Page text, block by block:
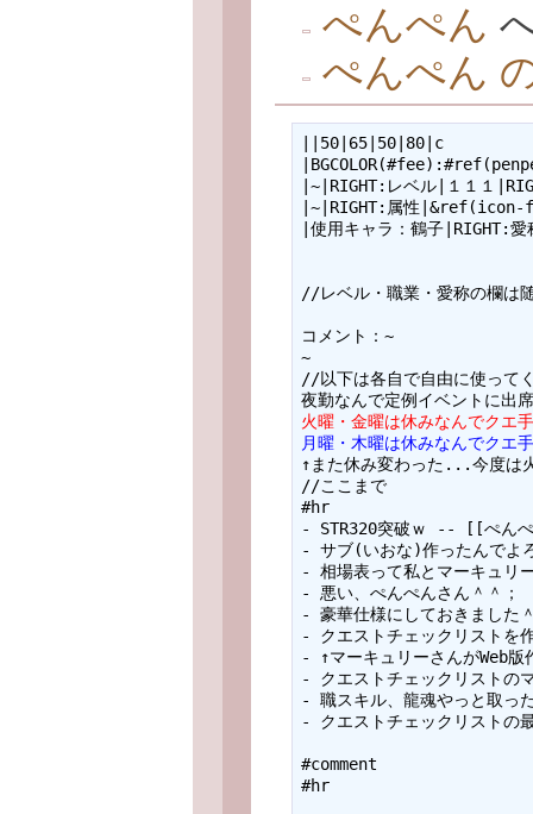
ぺんぺん
ぺんぺん
||50|65|50|80|c
|~|RIGHT:レベル|１１１
|~|RIGHT:属性
|使用キャラ：鶴子|RIGHT:
//レベル・職業・愛称の欄は
コメント：~
~
//以下は各自で自由に使って
火曜・金曜は休みなんでクエ
月曜・木曜は休みなんでクエ
↑また休み変わった...今度は
//ここまで
#hr
- STR320突破ｗ -- [[ぺん
- サブ(いおな)作ったんで
- 相場表って私とマーキュ
- 悪い、ぺんぺんさん＾
- 豪華仕様にしておきま
- クエストチェックリスト
- ↑マーキュリーさんが
- クエストチェックリス
- 職スキル、龍魂やっと
- クエストチェックリスト
#comment
#hr